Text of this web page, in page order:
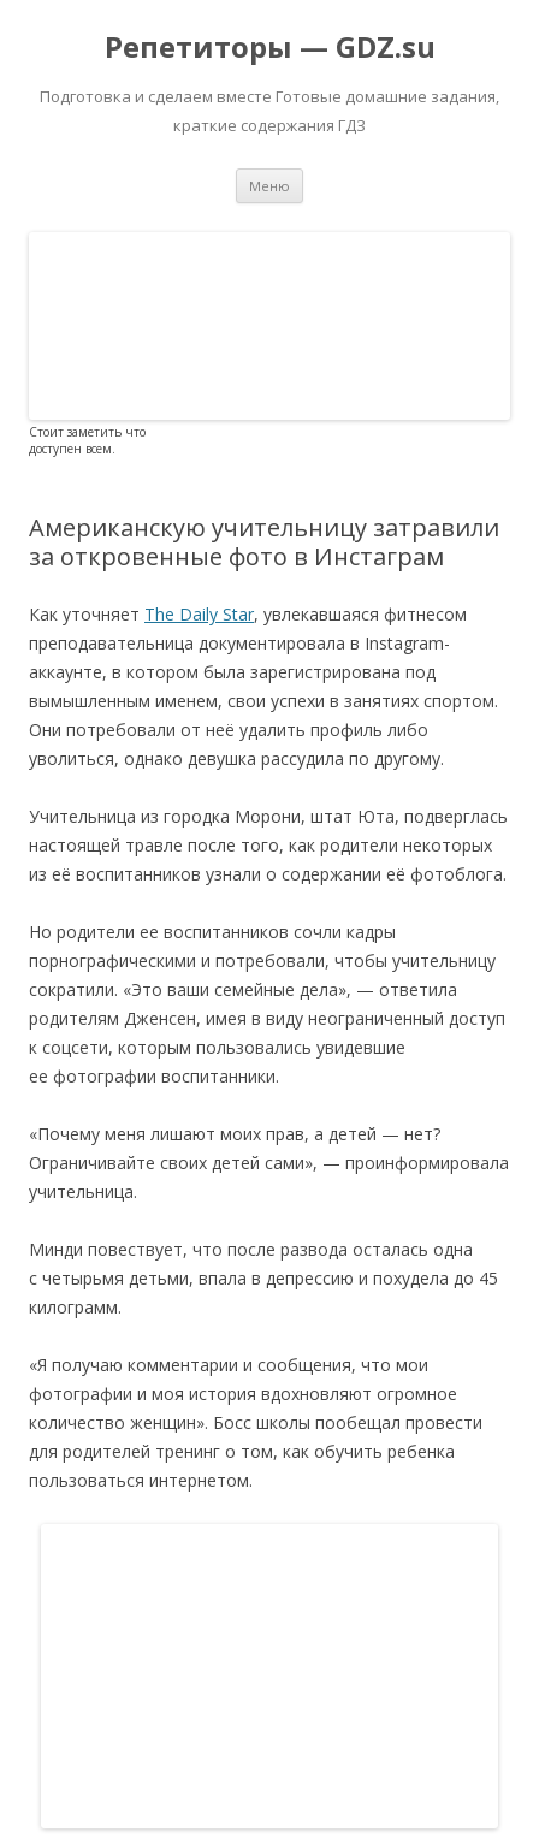
Репетиторы — GDZ.su
Подготовка и сделаем вместе Готовые домашние задания,
краткие содержания ГДЗ
Меню
Стоит заметить что
доступен всем.
Американскую учительницу затравили
за откровенные фото в Инстаграм
Как уточняет The Daily Star, увлекавшаяся фитнесом
преподавательница документировала в Instagram-
аккаунте, в котором была зарегистрирована под
вымышленным именем, свои успехи в занятиях спортом.
Они потребовали от неё удалить профиль либо
уволиться, однако девушка рассудила по другому.
Учительница из городка Морони, штат Юта, подверглась
настоящей травле после того, как родители некоторых
из её воспитанников узнали о содержании её фотоблога.
Но родители ее воспитанников сочли кадры
порнографическими и потребовали, чтобы учительницу
сократили. «Это ваши семейные дела», — ответила
родителям Дженсен, имея в виду неограниченный доступ
к соцсети, которым пользовались увидевшие
ее фотографии воспитанники.
«Почему меня лишают моих прав, а детей — нет?
Ограничивайте своих детей сами», — проинформировала
учительница.
Минди повествует, что после развода осталась одна
с четырьмя детьми, впала в депрессию и похудела до 45
килограмм.
«Я получаю комментарии и сообщения, что мои
фотографии и моя история вдохновляют огромное
количество женщин». Босс школы пообещал провести
для родителей тренинг о том, как обучить ребенка
пользоваться интернетом.